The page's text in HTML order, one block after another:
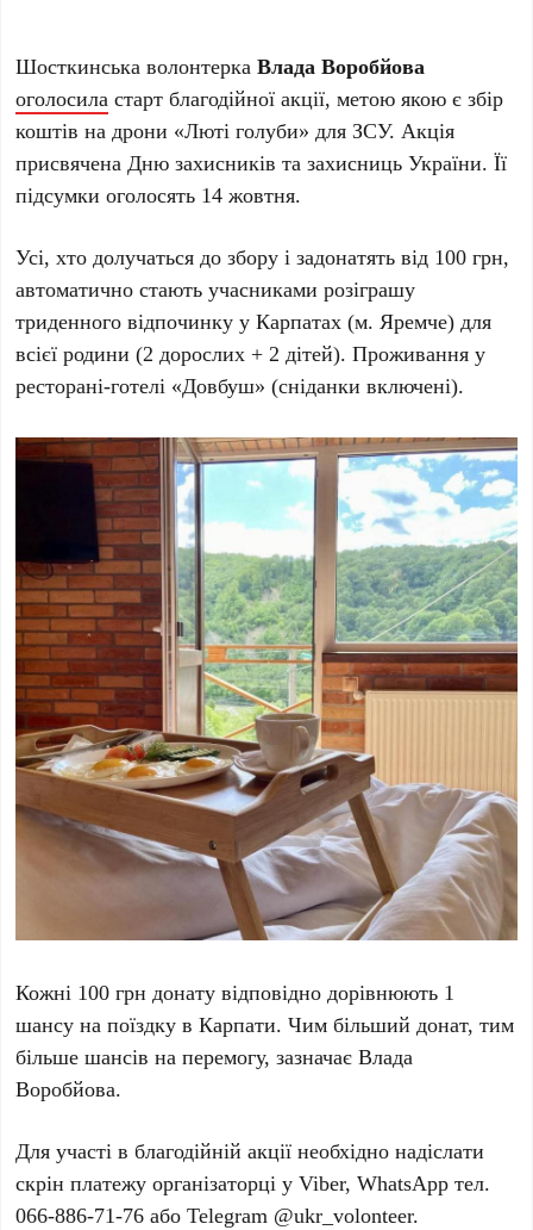
Шосткинська волонтеркаВлада Воробйова
оголосила старт благодійної акції, метою якою є збір
коштів на дрони «Люті голуби» для ЗСУ. Акція
присвячена Дню захисників та захисниць України. Її
підсумки оголосять 14 жовтня.
Усі, хто долучаться до збору і задонатять від 100 грн,
автоматично стають учасниками розіграшу
триденного відпочинку у Карпатах (м. Яремче) для
всієї родини (2 дорослих + 2 дітей). Проживання у
ресторані-готелі «Довбуш» (сніданки включені).
Кожні 100 грн донату відповідно дорівнюють 1
шансу на поїздку в Карпати. Чим більший донат, тим
більше шансів на перемогу, зазначає Влада
Воробйова.
Для участі в благодійній акції необхідно надіслати
скрін платежу організаторці у Viber, WhatsApp тел.
066-886-71-76 або Telegram @ukr_volonteer.